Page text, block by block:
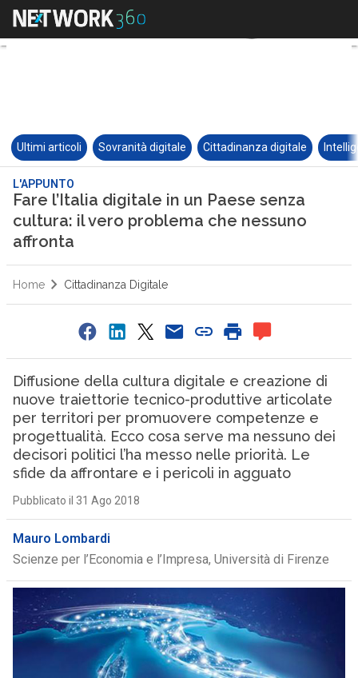
Ultimi articoli Sovranità digitale Cittadinanza digitale
L'APPUNTO
Fare l’Italia digitale in un Paese senza
cultura: il vero problema che nessuno
affronta
Home Cittadinanza Digitale
Diffusione della cultura digitale e creazione di
nuove traiettorie tecnico-produttive articolate
per territori per promuovere competenze e
progettualità. Ecco cosa serve ma nessuno dei
decisori politici l’ha messo nelle priorità. Le
sfide da affrontare e i pericoli in agguato
Pubblicato il 31 Ago 2018
Mauro Lombardi
Scienze per l’Economia e l’Impresa, Università di Firenze